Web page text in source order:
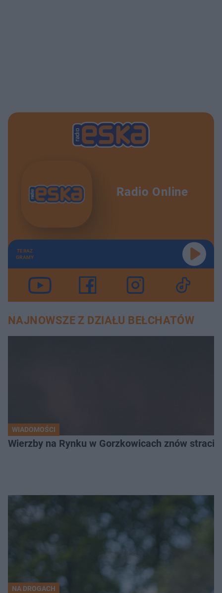
Radio Online
TERAZ
GRAMY
NAJNOWSZE Z DZIAŁU BEŁCHATÓW
WIADOMOŚCI
Wierzby na Rynku w Gorzkowicach znów
NA DROGACH